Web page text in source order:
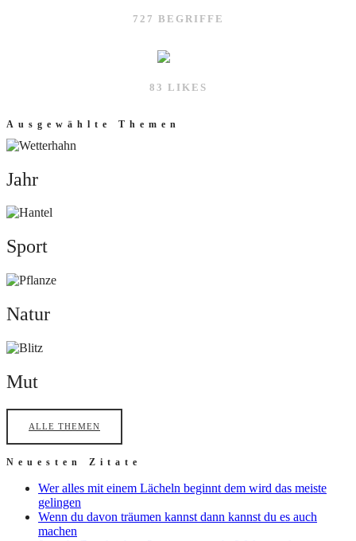
727 BEGRIFFE
83 LIKES
Ausgewählte Themen
Jahr
Jahr
Sport
Sport
Natur
Natur
Mut
Mut
ALLE THEMEN
Neuesten Zitate
Wer alles mit einem Lächeln beginnt dem wird das meiste
gelingen
Wenn du davon träumen kannst dann kannst du es auch
machen